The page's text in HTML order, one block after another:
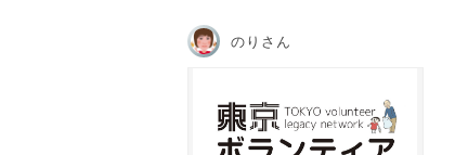
のりさん